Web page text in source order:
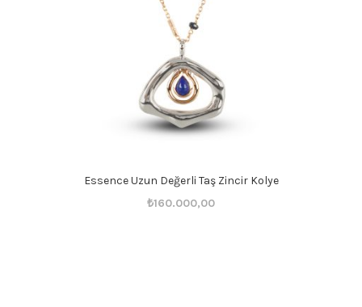
Essence Uzun Değerli Taş Zincir Kolye
Orijinal
₺160.000,00Şu